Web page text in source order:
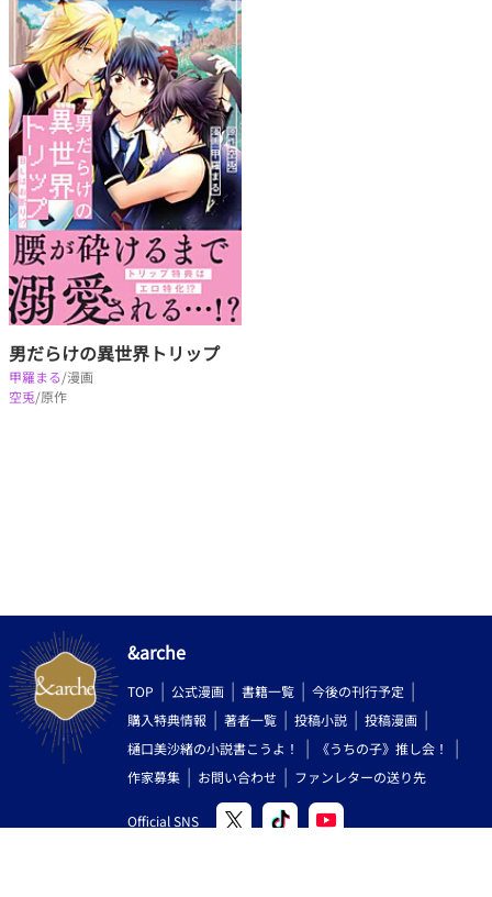
男だらけの異世界トリップ
甲羅まる/漫画
空兎/原作
&arche
TOP 公式漫画 書籍一覧
今後の刊行予定
購入特典情報
著者一覧 投稿小説
投稿漫画
樋口美沙緒の小説書こうよ！
《うちの子》推し会！
作家募集
お問い合わせ ファンレターの送り先
Official SNS